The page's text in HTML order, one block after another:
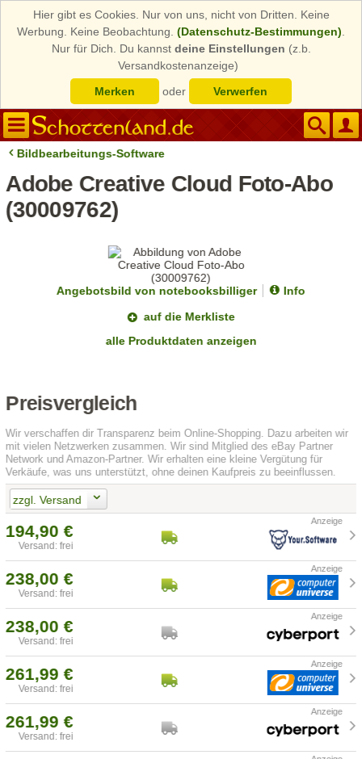
Hier gibt es Cookies. Nur von uns, nicht von Dritten. Keine
Werbung. Keine Beobachtung. (Datenschutz-Bestimmungen)
Nur für Dich. Du kannst deine Einstellungen (z.b.
Versandkostenanzeige)
Merken
oder Verwerfen
Bildbearbeitungs-Software
Adobe Creative Cloud Foto-Abo
(30009762)
Angebotsbild von notebooksbilliger
Info
auf die Merkliste
alle Produktdaten anzeigen
Preisvergleich
Wir verschaffen dir Transparenz beim Online-Shopping. Dazu arbeiten wir
mit vielen Netzwerken zusammen. Wir sind Mitglied des eBay Partner
Network und Amazon-Partner. Wir erhalten eine kleine Vergütung für
Verkäufe, was uns unterstützt, ohne deinen Kaufpreis zu beeinflussen.
zzgl. Versand
194,90 €
Versand: frei
238,00 €
Versand: frei
238,00 €
Versand: frei
261,99 €
Versand: frei
261,99 €
Versand: frei